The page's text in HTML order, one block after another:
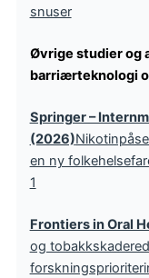
snuser
Øvrige studier og
barriærteknologi
Springer –
(2026)
en ny
1
Frontiers in Oral
og